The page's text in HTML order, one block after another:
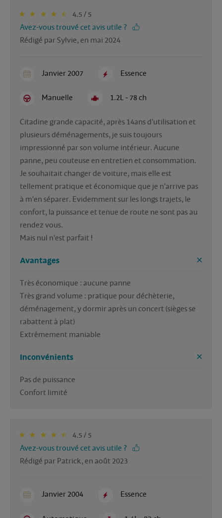
4.5 / 5
Avez-vous trouvé cet avis utile ?
Rédigé par Sylvie, en mai 2024
Janvier 2007 Essence
Manuelle 1.2L - 78 ch
Citadine grande capacité, après 14ans d'utilisation et
plusieurs déménagements, je suis toujours
impressionné par son volume intérieur. Aucune
panne, peu couteuse en entretien et consommation.
Je souhaitait changer de voiture, mais elle est
tellement pratique et économique que je n'arrive pas
à m'en séparer. Evidemment sur les longs trajets, le
confort, la puissance et tenue de route ne sont pas au
rendez vous.
Mais nul n'est parfait !
Avantages
Très économique : aucune panne
Très grand volume : pratique pour déchèterie,
déménagement, y dormir après un concert (sièges se
rabattent à plat)
Extrêmement maniable
Inconvénients
Pas de puissance
Confort limité
4.5 / 5
Avez-vous trouvé cet avis utile ?
Rédigé par Patrick, en août 2023
Janvier 2004 Essence